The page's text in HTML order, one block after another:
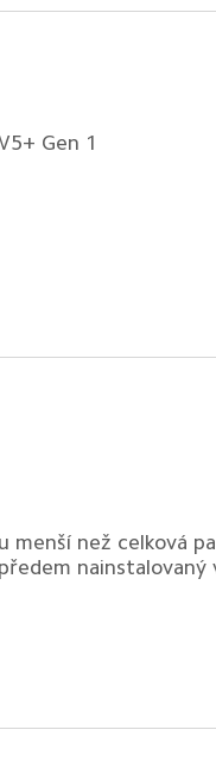
Gen 1
menší než celková
nainstalovaný